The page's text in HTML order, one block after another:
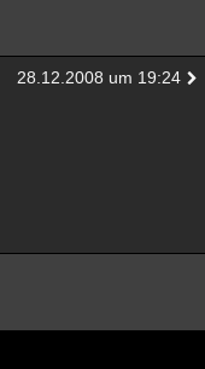
28.12.2008 um 19:24